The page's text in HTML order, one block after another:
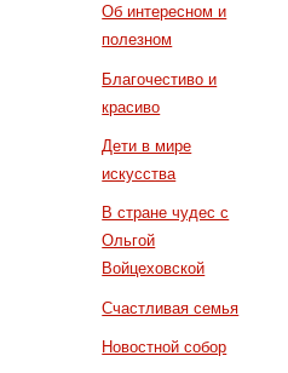
Об интересном и
полезном
Благочестиво и
красиво
Дети в мире
искусства
В стране чудес с
Ольгой
Войцеховской
Счастливая семья
Новостной собор